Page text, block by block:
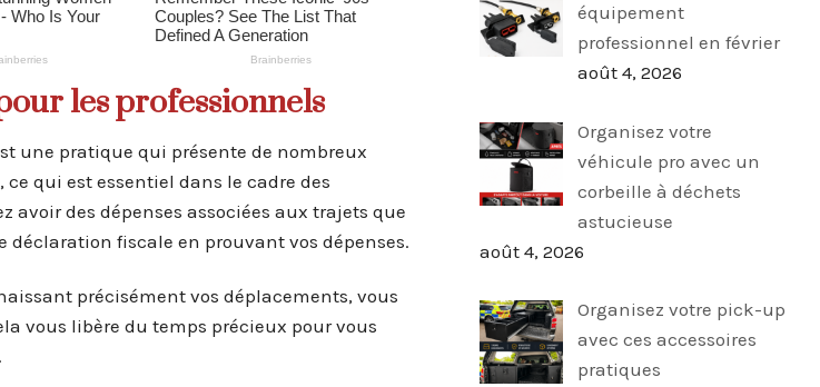
les professionnels
une pratique qui présente de nombreux
qui est essentiel dans le cadre des
avoir des dépenses associées aux trajets que
fiscale en prouvant vos dépenses.
précisément vos déplacements, vous
vous libère du temps précieux pour vous
équipement
professionnel en février
août 4, 2026
Organisez votre
véhicule pro avec un
corbeille à déchets
astucieuse
août 4, 2026
Organisez votre pick-up
avec ces accessoires
pratiques